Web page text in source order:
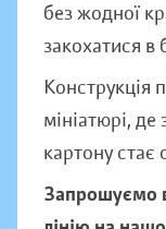
без жодної
закохатися в
Конструкція
мініатюрі,
картону
Запрошуємо